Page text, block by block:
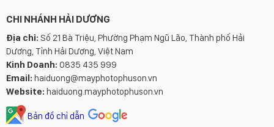
CHI NHÁNH HẢI DƯƠNG
Địa chỉ: Số 21 Bà Triệu, Phường Phạm Ngũ Lão, Thành phố Hải
Dương, Tỉnh Hải Dương, Việt Nam
Kinh Doanh: 0835 435 999
Email: haiduong@mayphotophuson.vn
Website: haiduong.mayphotophuson.vn
Bản đồ chỉ dẫn